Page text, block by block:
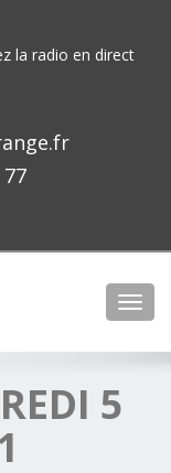
la radio en direct
5